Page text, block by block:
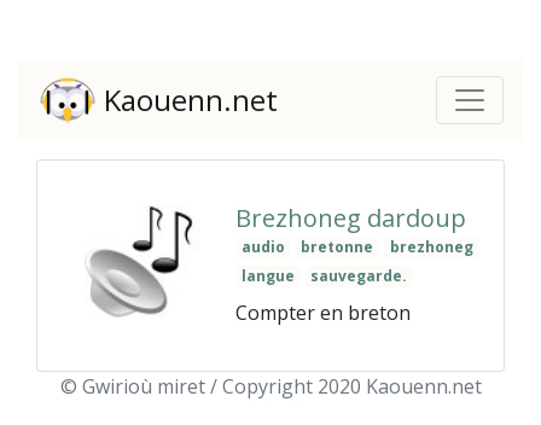
Kaouenn.net
Brezhoneg dardoup
audio bretonne
brezhoneg
langue
sauvegarde.
Compter en breton
© Gwirioù miret / Copyright 2020 Kaouenn.net